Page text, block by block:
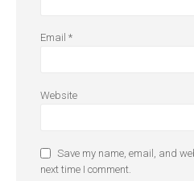
Email *
Website
Save my name, email, and
next time I comment.